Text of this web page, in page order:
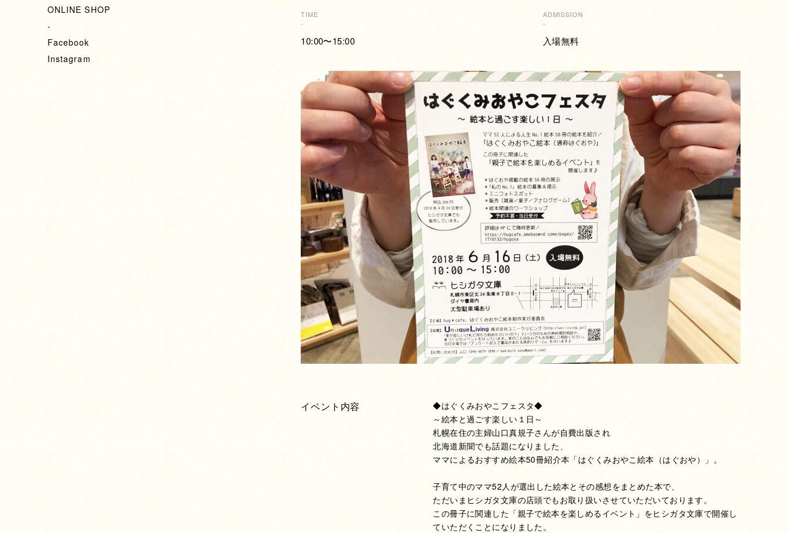
ONLINE SHOP
-
Facebook
Instagram
TIME
-
10:00〜15:00
ADMISSION
-
入場無料
イベント内容
◆はぐくみおやこフェスタ◆
～絵本と過ごす楽しい１日～
札幌在住の主婦山口真規子さんが自費出版され
北海道新聞でも話題になりました、
ママによるおすすめ絵本50冊紹介本「はぐくみおやこ絵本（はぐおや）」。
子育て中のママ52人が選出した絵本とその感想をまとめた本で、
ただいまヒシガタ文庫の店頭でもお取り扱いさせていただいております。
この冊子に関連した「親子で絵本を楽しめるイベント」をヒシガタ文庫で開催し
ていただくことになりました。